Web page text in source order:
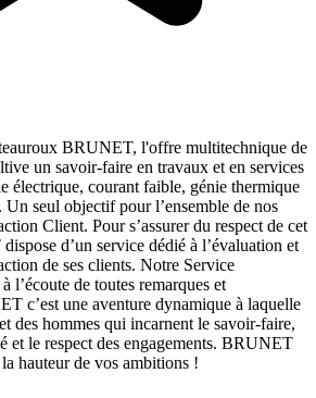
BRUNET, l'offre multitechnique de
un savoir-faire en travaux et en services
électrique, courant faible, génie thermique
seul objectif pour l’ensemble de nos
Client. Pour s’assurer du respect de cet
d’un service dédié à l’évaluation et
de ses clients. Notre Service
l’écoute de toutes remarques et
c’est une aventure dynamique à laquelle
des hommes qui incarnent le savoir-faire,
et le respect des engagements. BRUNET
hauteur de vos ambitions !